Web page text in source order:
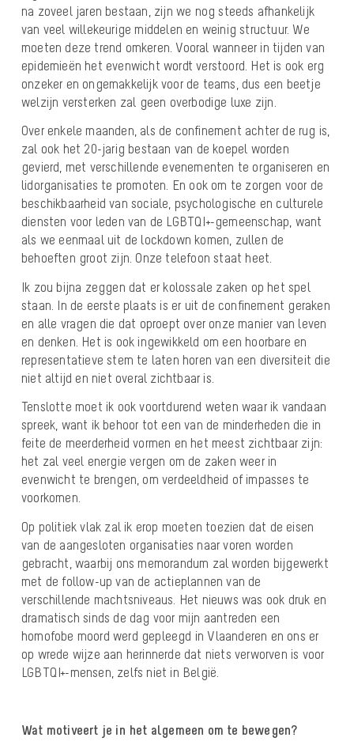
na zoveel jaren bestaan, zijn we nog steeds afhankelijk
van veel willekeurige middelen en weinig structuur. We
moeten deze trend omkeren. Vooral wanneer in tijden van
epidemieën het evenwicht wordt verstoord. Het is ook erg
onzeker en ongemakkelijk voor de teams, dus een beetje
welzijn versterken zal geen overbodige luxe zijn.
Over enkele maanden, als de confinement achter de rug is,
zal ook het 20-jarig bestaan van de koepel worden
gevierd, met verschillende evenementen te organiseren en
lidorganisaties te promoten. En ook om te zorgen voor de
beschikbaarheid van sociale, psychologische en culturele
diensten voor leden van de LGBTQI+-gemeenschap, want
als we eenmaal uit de lockdown komen, zullen de
behoeften groot zijn. Onze telefoon staat heet.
Ik zou bijna zeggen dat er kolossale zaken op het spel
staan. In de eerste plaats is er uit de confinement geraken
en alle vragen die dat oproept over onze manier van leven
en denken. Het is ook ingewikkeld om een hoorbare en
representatieve stem te laten horen van een diversiteit die
niet altijd en niet overal zichtbaar is.
Tenslotte moet ik ook voortdurend weten waar ik vandaan
spreek, want ik behoor tot een van de minderheden die in
feite de meerderheid vormen en het meest zichtbaar zijn:
het zal veel energie vergen om de zaken weer in
evenwicht te brengen, om verdeeldheid of impasses te
voorkomen.
Op politiek vlak zal ik erop moeten toezien dat de eisen
van de aangesloten organisaties naar voren worden
gebracht, waarbij ons memorandum zal worden bijgewerkt
met de follow-up van de actieplannen van de
verschillende machtsniveaus. Het nieuws was ook druk en
dramatisch sinds de dag voor mijn aantreden een
homofobe moord werd gepleegd in Vlaanderen en ons er
op wrede wijze aan herinnerde dat niets verworven is voor
LGBTQI+-mensen, zelfs niet in België.
Wat motiveert je in het algemeen om te bewegen?